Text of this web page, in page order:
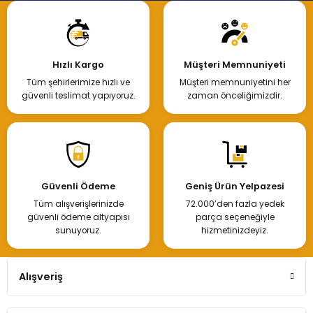
Hızlı Kargo
Tüm şehirlerimize hızlı ve
güvenli teslimat yapıyoruz.
Müşteri Memnuniyeti
Müşteri memnuniyetini her
zaman önceliğimizdir.
Güvenli Ödeme
Tüm alışverişlerinizde
güvenli ödeme altyapısı
sunuyoruz.
Geniş Ürün Yelpazesi
72.000’den fazla yedek
parça seçeneğiyle
hizmetinizdeyiz.
Alışveriş